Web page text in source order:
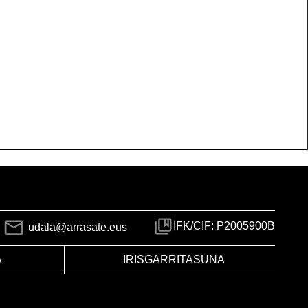
udala@arrasate.eus IFK/CIF: P2005900B
IRISGARRITASUNA